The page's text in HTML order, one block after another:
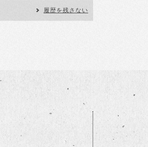
履歴を残さない